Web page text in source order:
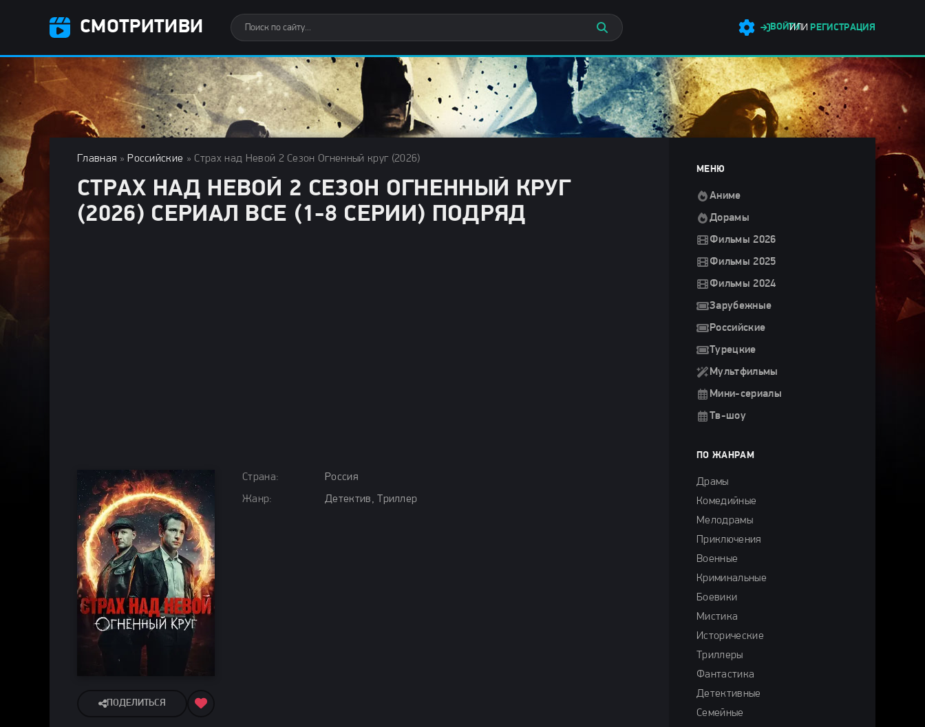
СМОТРИТИВИ ВОЙТИ
ИЛИ РЕГИСТРАЦИЯ
Главная » Российские » Страх над Невой 2 Сезон Огненный круг (2026)
СТРАХ НАД НЕВОЙ 2 СЕЗОН ОГНЕННЫЙ КРУГ
(2026) СЕРИАЛ ВСЕ (1-8 СЕРИИ) ПОДРЯД
Страна:
Россия
Жанр:
Детектив, Триллер
ПОДЕЛИТЬСЯ
МЕНЮ
Аниме
Дорамы
Фильмы 2026
Фильмы 2025
Фильмы 2024
Зарубежные
Российские
Турецкие
Мультфильмы
Мини-сериалы
Тв-шоу
ПО ЖАНРАМ
Драмы
Комедийные
Мелодрамы
Приключения
Военные
Криминальные
Боевики
Мистика
Исторические
Триллеры
Фантастика
Детективные
Семейные